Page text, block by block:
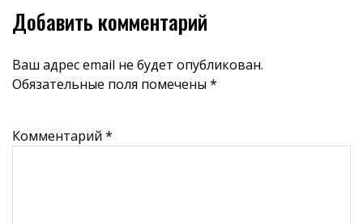
Добавить комментарий
Ваш адрес email не будет опубликован.
Обязательные поля помечены *
Комментарий *